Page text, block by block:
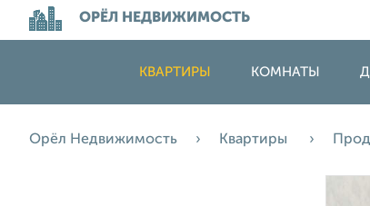
ОРЁЛ НЕДВИЖИМОСТЬ
КВАРТИРЫ КОМНАТЫ
Орёл Недвижимость Квартиры